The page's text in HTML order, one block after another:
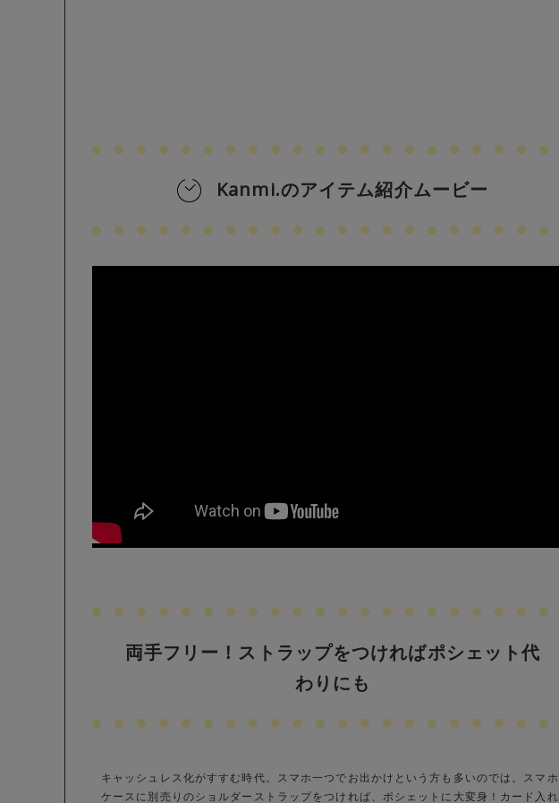
Kanmi.のアイテム紹介ムービー
両手フリー！ストラップをつければポシェット代
わりにも
キャッシュレス化がすすむ時代。スマホ一つでお出かけという方も多いのでは。スマホ
ケースに別売りのショルダーストラップをつければ、ポシェットに大変身！カード入れ